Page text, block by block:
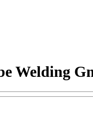
Welding